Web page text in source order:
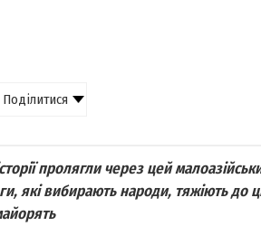
пролягли через цей
які вибирають народи, тяжіють до